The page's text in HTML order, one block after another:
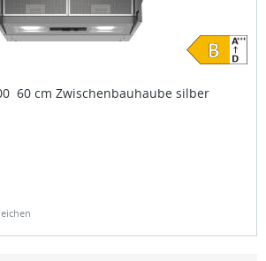
60 cm Zwischenbauhaube silber